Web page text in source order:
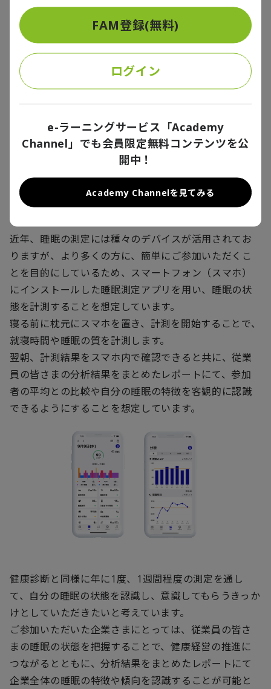
うな取り組みに賛同いただける企業さまと共に睡眠診
断運動を広めていきたいと考えています。
具体的に何をするのか？
近年、睡眠の測定には種々のデバイスが活用されてお
りますが、より多くの方に、簡単にご参加いただくこ
とを目的にしているため、スマートフォン（スマホ）
にインストールした睡眠測定アプリを用い、睡眠の状
態を計測することを想定しています。
寝る前に枕元にスマホを置き、計測を開始することで、
就寝時間や睡眠の質を計測します。
翌朝、計測結果をスマホ内で確認できると共に、従業
員の皆さまの分析結果をまとめたレポートにて、参加
者の平均との比較や自分の睡眠の特徴を客観的に認識
できるようにすることを想定しています。
健康診断と同様に年に1度、1週間程度の測定を通し
て、自分の睡眠の状態を認識し、意識してもらうきっか
けとしていただきたいと考えています。
ご参加いただいた企業さまにとっては、従業員の皆さ
まの睡眠の状態を把握することで、健康経営の推進に
つながるとともに、分析結果をまとめたレポートにて
企業全体の睡眠の特徴や傾向を認識することが可能と
FAM登録(無料)
ログイン
e-ラーニングサービス「Academy
Channel」でも会員限定無料コンテンツを公
開中！
Academy Channelを見てみる